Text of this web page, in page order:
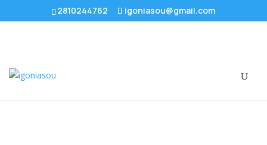
2810244762 igoniasou@gmail.com